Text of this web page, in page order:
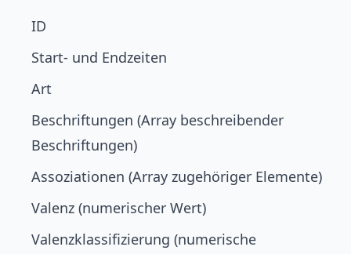
ID
Start- und Endzeiten
Art
Beschriftungen (Array beschreibender
Beschriftungen)
Assoziationen (Array zugehöriger Elemente)
Valenz (numerischer Wert)
Valenzklassifizierung (numerische